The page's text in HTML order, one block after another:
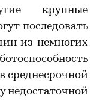
крупные
последовать
из немногих
среднесрочной
недостаточной